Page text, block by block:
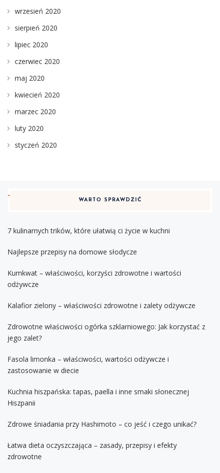
wrzesień 2020
sierpień 2020
lipiec 2020
czerwiec 2020
maj 2020
kwiecień 2020
marzec 2020
luty 2020
styczeń 2020
WARTO SPRAWDZIĆ
7 kulinarnych trików, które ułatwią ci życie w kuchni
Najlepsze przepisy na domowe słodycze
Kumkwat – właściwości, korzyści zdrowotne i wartości
odżywcze
Kalafior zielony – właściwości zdrowotne i zalety odżywcze
Zdrowotne właściwości ogórka szklarniowego: Jak korzystać z
jego zalet?
Fasola limonka – właściwości, wartości odżywcze i
zastosowanie w diecie
Kuchnia hiszpańska: tapas, paella i inne smaki słonecznej
Hiszpanii
Zdrowe śniadania przy Hashimoto – co jeść i czego unikać?
Łatwa dieta oczyszczająca – zasady, przepisy i efekty
zdrowotne